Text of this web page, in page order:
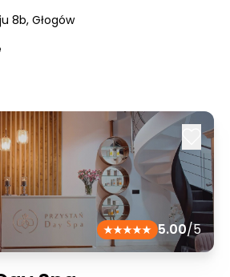
8b, Głogów
5.00/5